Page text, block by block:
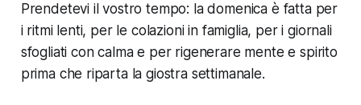
Prendetevi il vostro tempo: la domenica è fatta per
i ritmi lenti, per le colazioni in famiglia, per i giornali
sfogliati con calma e per rigenerare mente e spirito
prima che riparta la giostra settimanale.